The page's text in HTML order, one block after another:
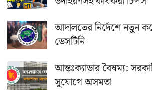
আদালতের নির্দেশে নতুন
ডেসটিনি
আন্তঃক্যাডার বৈষম্য:
সুযোগে অসমতা